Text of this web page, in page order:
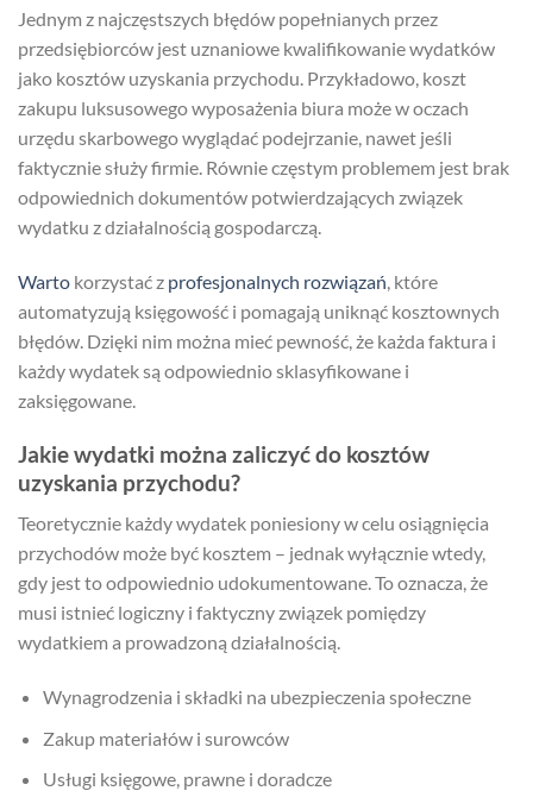
Jednym z najczęstszych błędów popełnianych przez
przedsiębiorców jest uznaniowe kwalifikowanie wydatków
jako kosztów uzyskania przychodu. Przykładowo, koszt
zakupu luksusowego wyposażenia biura może w oczach
urzędu skarbowego wyglądać podejrzanie, nawet jeśli
faktycznie służy firmie. Równie częstym problemem jest brak
odpowiednich dokumentów potwierdzających związek
wydatku z działalnością gospodarczą.
Warto korzystać z profesjonalnych rozwiązań , które
automatyzują księgowość i pomagają uniknąć kosztownych
błędów. Dzięki nim można mieć pewność, że każda faktura i
każdy wydatek są odpowiednio sklasyfikowane i
zaksięgowane.
Jakie wydatki można zaliczyć do kosztów
uzyskania przychodu?
Teoretycznie każdy wydatek poniesiony w celu osiągnięcia
przychodów może być kosztem – jednak wyłącznie wtedy,
gdy jest to odpowiednio udokumentowane. To oznacza, że
musi istnieć logiczny i faktyczny związek pomiędzy
wydatkiem a prowadzoną działalnością.
Wynagrodzenia i składki na ubezpieczenia społeczne
Zakup materiałów i surowców
Usługi księgowe, prawne i doradcze